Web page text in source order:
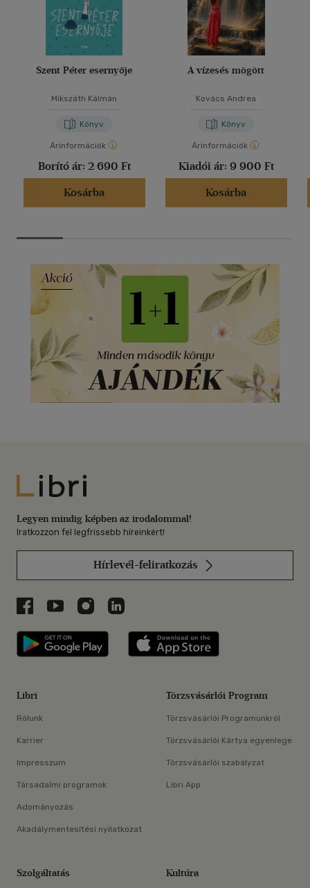
Szent Péter esernyője
Mikszáth Kálmán
Könyv
Árinformációk
Borító ár: 2 690 Ft
Kosárba
A vízesés mögött
Kovács Andrea
Könyv
Árinformációk
Kiadói ár: 9 900 Ft
Kosárba
Libri
Legyen mindig képben az irodalommal!
Iratkozzon fel legfrissebb híreinkért!
Hírlevél-feliratkozás
Libri a Facebookon
Libri a Youtube-on
Libri az Instagramon
Libri a LinkedInen
Libri applikáció Szerezd meg: Google
Libri
Rólunk
Karrier
Impresszum
Társadalmi programok
Adományozás
Akadálymentesítési nyilatkozat
Törzsvásárlói Program
Törzsvásárlói Programunkról
Törzsvásárlói Kártya egyenlege
Törzsvásárlói szabályzat
Libri App
Szolgáltatás Kultúra